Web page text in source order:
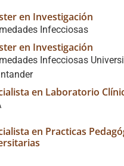
en Investigación
Infecciosas
en Investigación
Infecciosas
en Laboratorio
en Practicas